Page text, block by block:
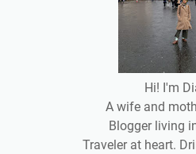
Hi! I'm
A wife and
Blogger living
Traveler at heart.